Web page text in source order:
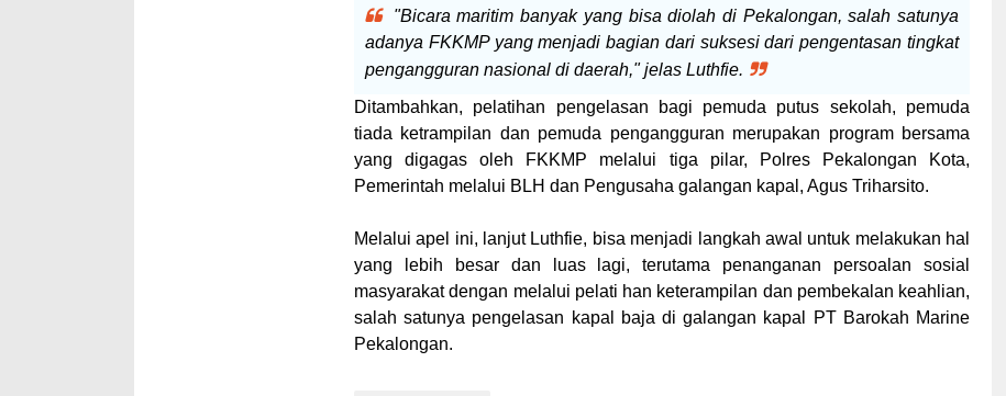
"Bicara maritim banyak yang bisa diolah di Pekalongan, salah satunya
adanya FKKMP yang menjadi bagian dari suksesi dari pengentasan tingkat
pengangguran nasional di daerah," jelas Luthfie.
Ditambahkan, pelatihan pengelasan bagi pemuda putus sekolah, pemuda
tiada ketrampilan dan pemuda pengangguran merupakan program bersama
yang digagas oleh FKKMP melalui tiga pilar, Polres Pekalongan Kota,
Pemerintah melalui BLH dan Pengusaha galangan kapal, Agus Triharsito.
Melalui apel ini, lanjut Luthfie, bisa menjadi langkah awal untuk melakukan hal
yang lebih besar dan luas lagi, terutama penanganan persoalan sosial
masyarakat dengan melalui pelati han keterampilan dan pembekalan keahlian,
salah satunya pengelasan kapal baja di galangan kapal PT Barokah Marine
Pekalongan.